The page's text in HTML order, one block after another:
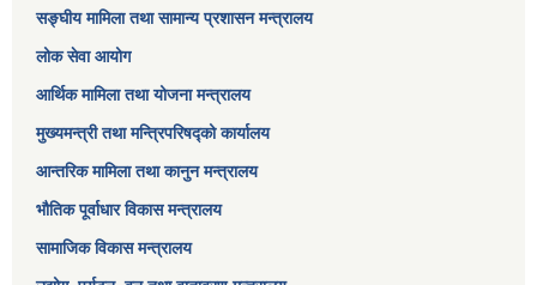
सङ्‍घीय मामिला तथा सामान्य प्रशासन मन्त्रालय
लोक सेवा आयोग
आर्थिक मामिला तथा योजना मन्त्रालय​
मुख्यमन्त्री तथा मन्त्रिपरिषद्को कार्यालय
आन्तरिक मामिला तथा कानुन मन्त्रालय
भौतिक पूर्वाधार विकास मन्त्रालय
सामाजिक विकास मन्त्रालय